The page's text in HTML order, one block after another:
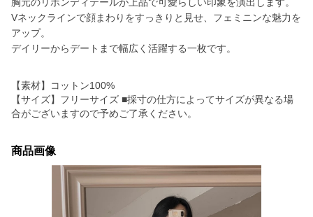
Vネックラインで顔まわりをすっきりと見せ、フェミニンな魅力を
アップ。
デイリーからデートまで幅広く活躍する一枚です。
【素材】コットン100%
【サイズ】フリーサイズ ■採寸の仕方によってサイズが異なる場
合がございますので予めご了承ください。
商品画像